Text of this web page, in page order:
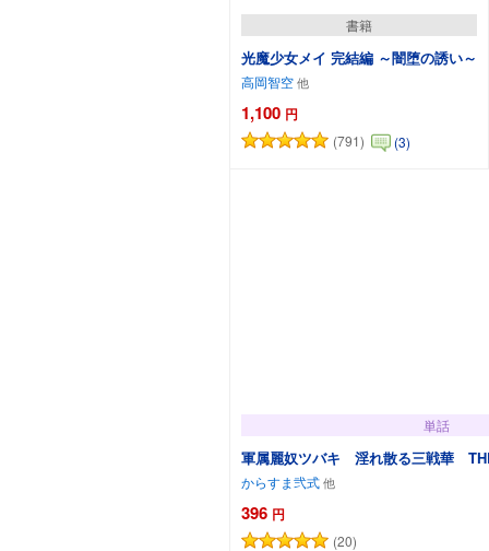
書籍
光魔少女メイ 完結編 ～闇堕の誘い～
高岡智空
1,100 円
(791) (3)
カートに追加
単話
軍属麗奴ツバキ 淫れ散る三戦華
からすま弐式
396 円
(20)